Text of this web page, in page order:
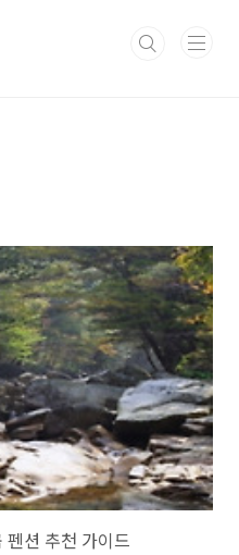
션 추천 가이드